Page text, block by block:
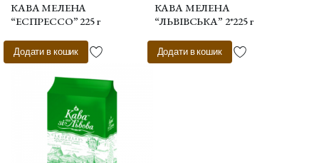
КАВА МЕЛЕНА
“ЕСПРЕССО” 225 г
Додати в кошик
КАВА МЕЛЕНА
“ЛЬВІВСЬКА” 2*225 г
Додати в кошик